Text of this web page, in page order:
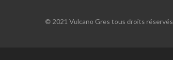
© 2021 Vulcano Gres tous droits réservés